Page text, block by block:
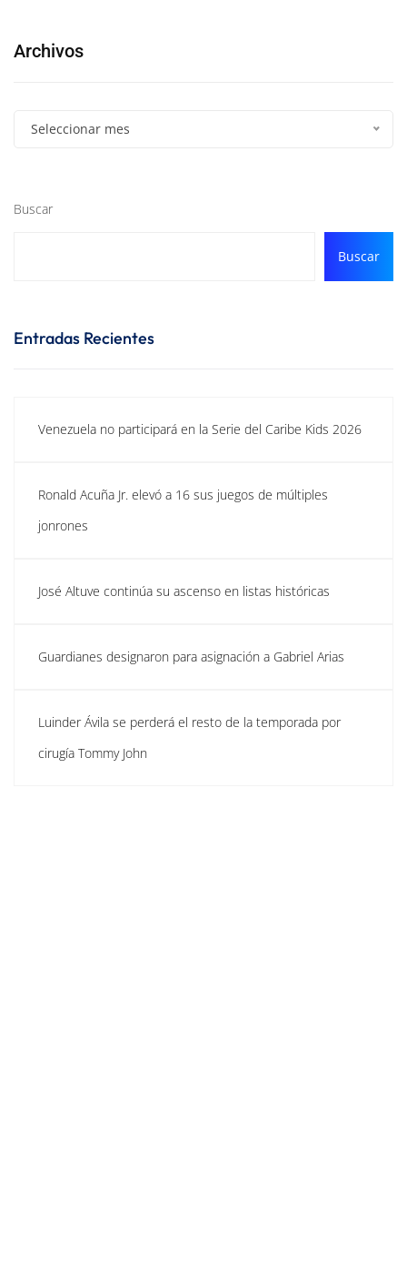
Archivos
Seleccionar mes
Buscar
Buscar
Entradas Recientes
Venezuela no participará en la Serie del Caribe Kids 2026
Ronald Acuña Jr. elevó a 16 sus juegos de múltiples
jonrones
José Altuve continúa su ascenso en listas históricas
Guardianes designaron para asignación a Gabriel Arias
Luinder Ávila se perderá el resto de la temporada por
cirugía Tommy John